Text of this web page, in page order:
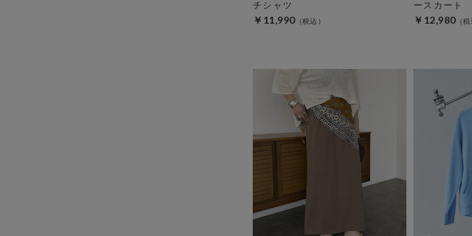
チシャツ
￥11,990
ースカート
￥12,980